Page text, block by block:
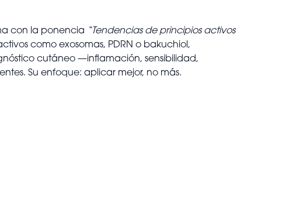
con la ponencia
“Tendencias de principios activos
como exosomas, PDRN o bakuchiol,
cutáneo —inflamación, sensibilidad,
Su enfoque: aplicar mejor, no más.